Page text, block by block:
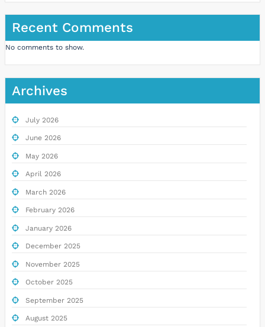
Recent Comments
No comments to show.
Archives
July 2026
June 2026
May 2026
April 2026
March 2026
February 2026
January 2026
December 2025
November 2025
October 2025
September 2025
August 2025